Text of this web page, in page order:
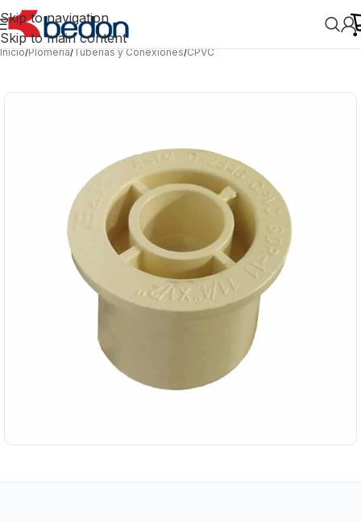
Skip to navigation
Skip to main content
Inicio/Plomería/Tuberías y Conexiones/CPVC